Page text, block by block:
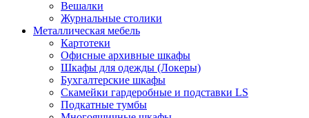
Вешалки
Журнальные столики
Металлическая мебель
Картотеки
Офисные архивные шкафы
Шкафы для одежды (Локеры)
Бухгалтерские шкафы
Скамейки гардеробные и подставки LS
Подкатные тумбы